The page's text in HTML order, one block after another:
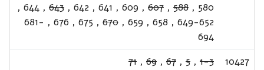
580
,
588
,
607
,
609
,
641
,
642
,
643
,
644
,
649-652
,
658
,
659
,
670
,
675
,
676
,
681-
694
10427
1-3
,
5
,
67
,
69
,
71